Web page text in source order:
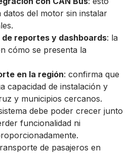
datos del motor sin instalar
reportes y dashboards: la
cómo se presenta la
en la región: confirma que
capacidad de instalación y
y municipios cercanos.
debe poder crecer junto
funcionalidad ni
de pasajeros en